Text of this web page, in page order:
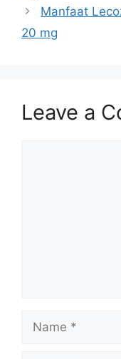
Manfaat
20 mg
Leave a